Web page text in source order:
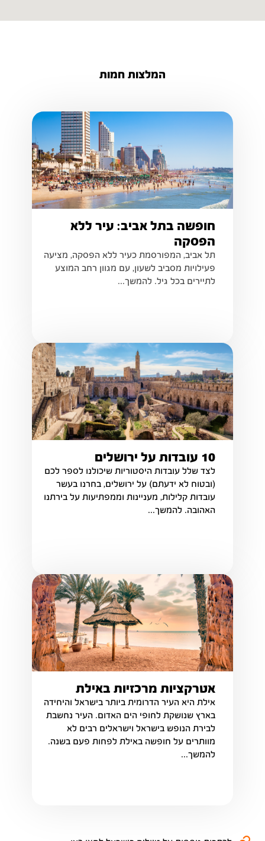
המלצות חמות
חופשה בתל אביב: עיר ללא
הפסקה
תל אביב, המפורסמת כעיר ללא הפסקה, מציעה
פעילויות מסביב לשעון, עם מגוון רחב המוצע
לתיירים בכל גיל. להמשך...
10 עובדות על ירושלים
לצד שלל עובדות היסטוריות שיכולנו לספר לכם
(ובטוח לא ידעתם) על ירושלים, בחרנו בעשר
עובדות קלילות, מעניינות וממפתיעות על בירתנו
האהובה. להמשך...
אטרקציות מרכזיות באילת
אילת היא העיר הדרומית ביותר בישראל והיחידה
בארץ שנושקת לחופי הים האדום. העיר נחשבת
לבירת הנופש בישראל וישראלים רבים לא
מוותרים על חופשה באילת לפחות פעם בשנה.
להמשך...